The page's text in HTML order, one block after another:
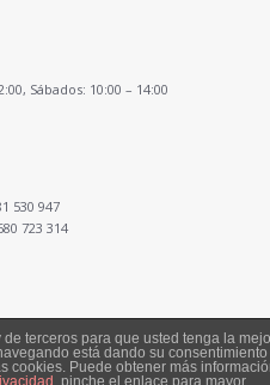
Sábados: 10:00 – 14:00
530 947
723 314
-Aviso Legal
a Escuela de Música
terceros para que usted tenga la
está dando su consentimiento
cookies. Puede obtener más
, pinche el enlace para mayor